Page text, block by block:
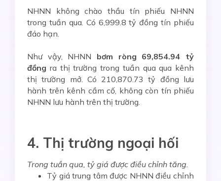
NHNN không chào thầu tín phiếu NHNN
trong tuần qua. Có 6,999.8 tỷ đồng tín phiếu
đáo hạn.
Như vậy, NHNN bơm ròng 69,854.94 tỷ
đồng ra thị trường trong tuần qua qua kênh
thị trường mở. Có 210,870.73 tỷ đồng lưu
hành trên kênh cầm cố, không còn tín phiếu
NHNN lưu hành trên thị trường.
4. Thị trường ngoại hối
Trong tuần qua, tỷ giá được điều chỉnh tăng.
Tỷ giá trung tâm được NHNN điều chỉnh